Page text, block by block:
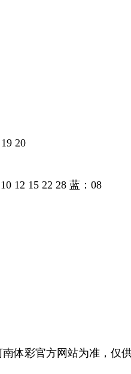
20
12 15 22 28 蓝：08
南体彩官方网站为准，仅